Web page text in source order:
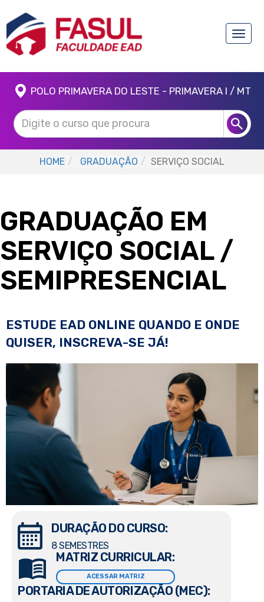
Toggle
POLO PRIMAVERA DO LESTE - PRIMAVERA I / MT
HOME GRADUAÇÃO SERVIÇO SOCIAL
GRADUAÇÃO EM
SERVIÇO SOCIAL /
SEMIPRESENCIAL
ESTUDE EAD ONLINE QUANDO E ONDE
QUISER, INSCREVA-SE JÁ!
DURAÇÃO DO CURSO:
8 SEMESTRES
MATRIZ CURRICULAR:
ACESSAR MATRIZ
PORTARIA DE AUTORIZAÇÃO (MEC):